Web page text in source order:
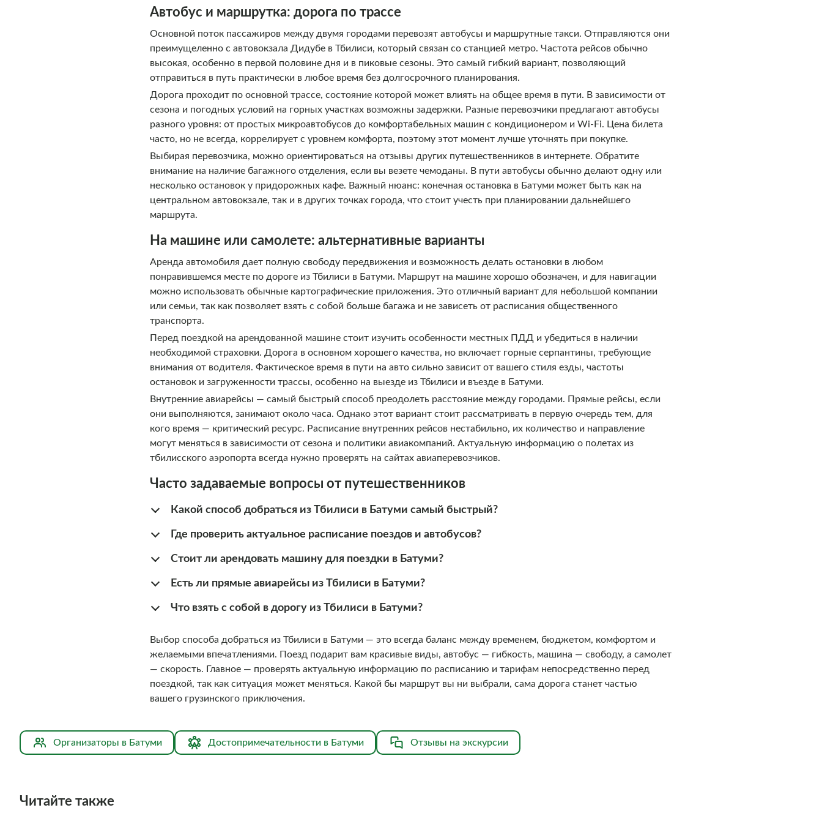
Автобус и маршрутка: дорога по трассе
Основной поток пассажиров между двумя городами перевозят автобусы и маршрутные такси. Отправляются они
преимущеленно с автовокзала Дидубе в Тбилиси, который связан со станцией метро. Частота рейсов обычно
высокая, особенно в первой половине дня и в пиковые сезоны. Это самый гибкий вариант, позволяющий
отправиться в путь практически в любое время без долгосрочного планирования.
Дорога проходит по основной трассе, состояние которой может влиять на общее время в пути. В зависимости от
сезона и погодных условий на горных участках возможны задержки. Разные перевозчики предлагают автобусы
разного уровня: от простых микроавтобусов до комфортабельных машин с кондиционером и Wi-Fi. Цена билета
часто, но не всегда, коррелирует с уровнем комфорта, поэтому этот момент лучше уточнять при покупке.
Выбирая перевозчика, можно ориентироваться на отзывы других путешественников в интернете. Обратите
внимание на наличие багажного отделения, если вы везете чемоданы. В пути автобусы обычно делают одну или
несколько остановок у придорожных кафе. Важный нюанс: конечная остановка в Батуми может быть как на
центральном автовокзале, так и в других точках города, что стоит учесть при планировании дальнейшего
маршрута.
На машине или самолете: альтернативные варианты
Аренда автомобиля дает полную свободу передвижения и возможность делать остановки в любом
понравившемся месте по дороге из Тбилиси в Батуми. Маршрут на машине хорошо обозначен, и для навигации
можно использовать обычные картографические приложения. Это отличный вариант для небольшой компании
или семьи, так как позволяет взять с собой больше багажа и не зависеть от расписания общественного
транспорта.
Перед поездкой на арендованной машине стоит изучить особенности местных ПДД и убедиться в наличии
необходимой страховки. Дорога в основном хорошего качества, но включает горные серпантины, требующие
внимания от водителя. Фактическое время в пути на авто сильно зависит от вашего стиля езды, частоты
остановок и загруженности трассы, особенно на выезде из Тбилиси и въезде в Батуми.
Внутренние авиарейсы — самый быстрый способ преодолеть расстояние между городами. Прямые рейсы, если
они выполняются, занимают около часа. Однако этот вариант стоит рассматривать в первую очередь тем, для
кого время — критический ресурс. Расписание внутренних рейсов нестабильно, их количество и направление
могут меняться в зависимости от сезона и политики авиакомпаний. Актуальную информацию о полетах из
тбилисского аэропорта всегда нужно проверять на сайтах авиаперевозчиков.
Часто задаваемые вопросы от путешественников
Какой способ добраться из Тбилиси в Батуми самый быстрый?
Где проверить актуальное расписание поездов и автобусов?
Стоит ли арендовать машину для поездки в Батуми?
Есть ли прямые авиарейсы из Тбилиси в Батуми?
Что взять с собой в дорогу из Тбилиси в Батуми?
Выбор способа добраться из Тбилиси в Батуми — это всегда баланс между временем, бюджетом, комфортом и
желаемыми впечатлениями. Поезд подарит вам красивые виды, автобус — гибкость, машина — свободу, а самолет
— скорость. Главное — проверять актуальную информацию по расписанию и тарифам непосредственно перед
поездкой, так как ситуация может меняться. Какой бы маршрут вы ни выбрали, сама дорога станет частью
вашего грузинского приключения.
Организаторы в Батуми Достопримечательности в Батуми Отзывы на экскурсии
Читайте также